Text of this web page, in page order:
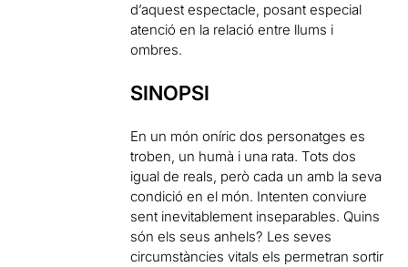
d’aquest espectacle, posant especial
atenció en la relació entre llums i
ombres.
SINOPSI
En un món oníric dos personatges es
troben, un humà i una rata. Tots dos
igual de reals, però cada un amb la seva
condició en el món. Intenten conviure
sent inevitablement inseparables. Quins
són els seus anhels? Les seves
circumstàncies vitals els permetran sortir